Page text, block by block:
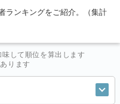
ランキングをご紹介。（集計
して順位を算出します
ります